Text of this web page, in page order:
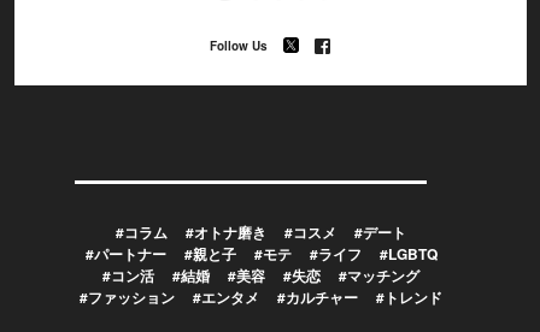
Follow Us
#コラム #オトナ磨き #コスメ
#デート
#パートナー
#親と子 #モテ #ライフ
#LGBTQ
#コン活
#結婚 #美容 #失恋
#マッチング
#ファッション
#エンタメ #カルチャー #トレンド